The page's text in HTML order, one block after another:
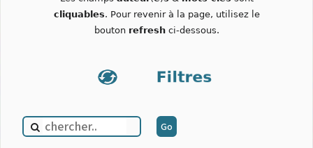
cliquables. Pour revenir à la page, utilisez le
bouton refreshci-dessous.